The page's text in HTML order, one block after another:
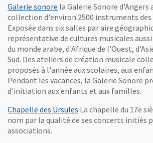
Galerie sonore , Ouvre une nouvelle fenêtre
la Galerie Sonore d'Angers
collection d'environ 2500 instruments
Exposée dans six salles par aire
représentative de cultures musicales aussi
du monde arabe, d'Afrique de l'Ouest,
Sud. Des ateliers de création musicale
proposés à l'année aux scolaires, aux
Pendant les vacances, la Galerie Sonore
d'initiation aux enfants et aux familles.
Chapelle des Ursules La chapelle du 17e
nom par la qualité de ses concerts initiés
associations.